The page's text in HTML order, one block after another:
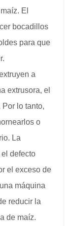
El
bocadillos
para que
a
extrusora, el
lo tanto,
o
La
defecto
el exceso de
máquina
reducir la
de maíz.